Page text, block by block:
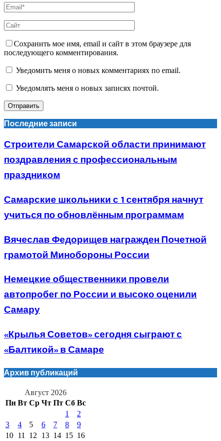
Сохранить мое имя, email и сайт в этом браузере для
последующего комментирования.
Уведомить меня о новых комментариях по email.
Уведомлять меня о новых записях почтой.
Последние записи
Строители Самарской области принимают
поздравления с профессиональным
праздником
Самарские школьники с 1 сентября начнут
учиться по обновлённым программам
Вячеслав Федорищев награжден Почетной
грамотой Минобороны России
Немецкие общественники провели
автопробег по России и высоко оценили
Самару
«Крылья Советов» сегодня сыграют с
«Балтикой» в Самаре
Архив публикаций
Август 2026
Пн Вт Ср Чт Пт Сб Вс
1
2
3
4 5 6 7 8
9
10 11 12 13 14 15 16